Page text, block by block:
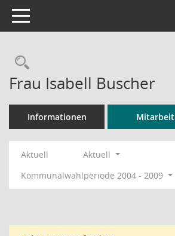
Toggle navigation
Rechercheauswahl
Frau Isabell Buscher
Informationen Mitarbeit
Aktuell
Aktuell
Kommunalwahlperiode 2004 - 2009